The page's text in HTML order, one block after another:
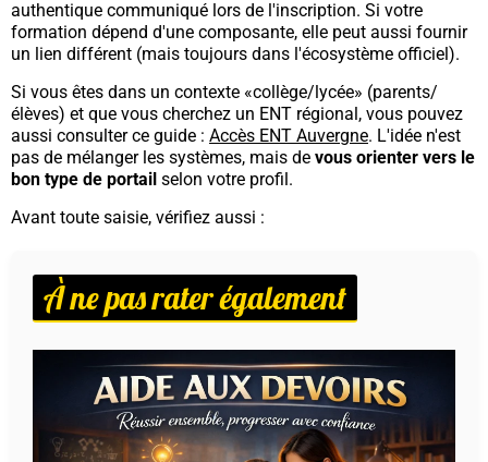
authentique communiqué lors de l'inscription. Si votre
formation dépend d'une composante, elle peut aussi fournir
un lien différent (mais toujours dans l'écosystème officiel).
Si vous êtes dans un contexte «collège/lycée» (parents/
élèves) et que vous cherchez un ENT régional, vous pouvez
aussi consulter ce guide : Accès ENT Auvergne. L'idée n'est
pas de mélanger les systèmes, mais de vous orienter vers le
bon type de portail selon votre profil.
Avant toute saisie, vérifiez aussi :
À ne pas rater également